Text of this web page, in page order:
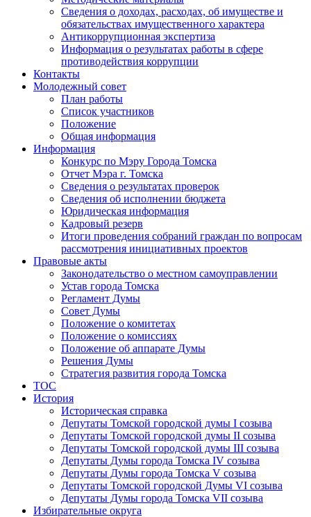
Сведения о доходах, расходах, об имуществе и
обязательствах имущественного характера
Антикоррупционная экспертиза
Информация о результатах работы в сфере
противодействия коррупции
Контакты
Молодежный совет
План работы
Список участников
Положение
Общая информация
Информация
Конкурс по Мэру Города Томска
Отчет Мэра г. Томска
Сведения о результатах проверок
Сведения об исполнении бюджета
Юридическая информация
Кадровый резерв
Итоги проведения собраний граждан по вопросам
рассмотрения инициативных проектов
Правовые акты
Законодательство о местном самоуправлении
Устав города Томска
Регламент Думы
Совет Думы
Положение о комитетах
Положение о комиссиях
Положение об аппарате Думы
Решения Думы
Стратегия развития города Томска
ТОС
История
Историческая справка
Депутаты Томской городской думы I созыва
Депутаты Томской городской думы II созыва
Депутаты Томской городской думы III созыва
Депутаты Думы города Томска IV созыва
Депутаты Думы города Томска V созыва
Депутаты Томской городской Думы VI созыва
Депутаты Думы города Томска VII созыва
Избирательные округа